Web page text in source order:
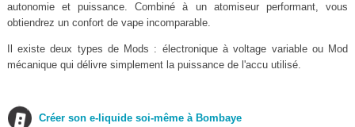
autonomie et puissance. Combiné à un atomiseur performant, vous
obtiendrez un confort de vape incomparable.
Il existe deux types de Mods : électronique à voltage variable ou Mod
mécanique qui délivre simplement la puissance de l'accu utilisé.
Créer son e-liquide soi-même à Bombaye